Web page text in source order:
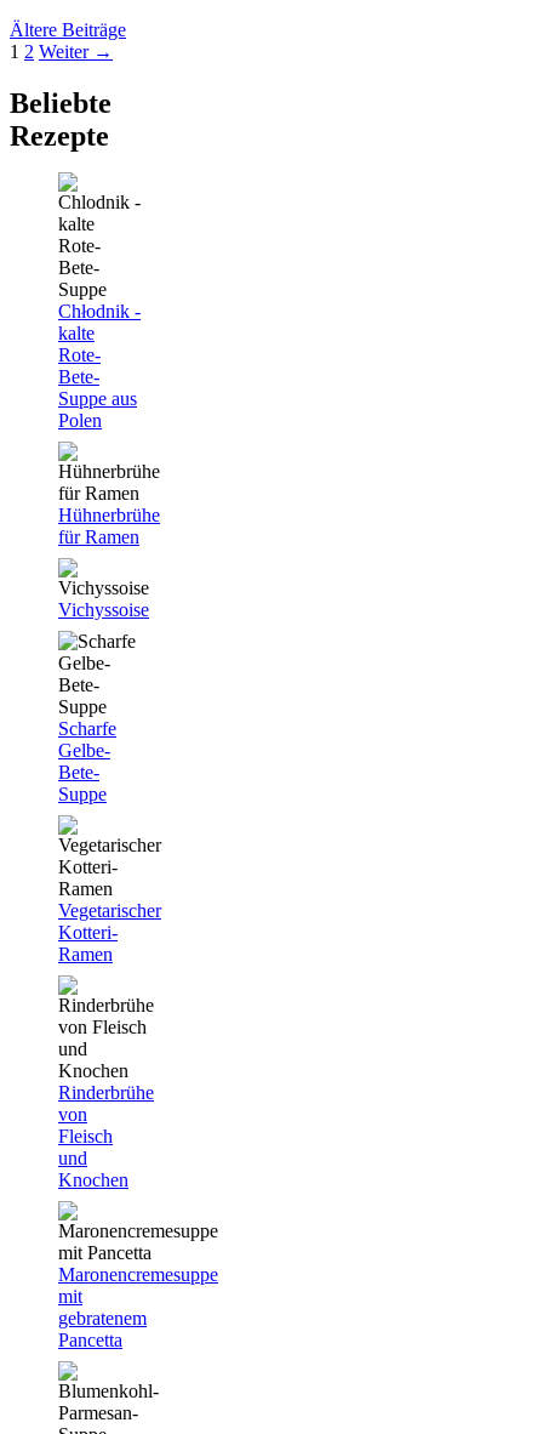
Ältere Beiträge
Seite
1 Seite
2 Weiter →
Beliebte
Rezepte
Chłodnik -
kalte
Rote-
Bete-
Suppe aus
Polen
Hühnerbrühe
für Ramen
Vichyssoise
Scharfe
Gelbe-
Bete-
Suppe
Vegetarischer
Kotteri-
Ramen
Rinderbrühe
von
Fleisch
und
Knochen
Maronencremesuppe
mit
gebratenem
Pancetta